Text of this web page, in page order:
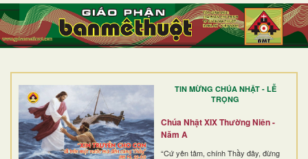
TIN MỪNG CHÚA NHẬT - LỄ
TRỌNG
Chúa Nhật XIX Thường Niên -
Năm A
“Cứ yên tâm, chính Thầy đây, đừng
TRANG NHẤT
GIỚI THIỆU
DÒNG TU
BAN MỤC VỤ
ĐOÀN THỂ CG